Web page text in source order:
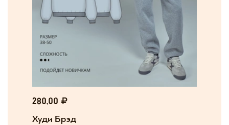
280,00
Худи Брэд